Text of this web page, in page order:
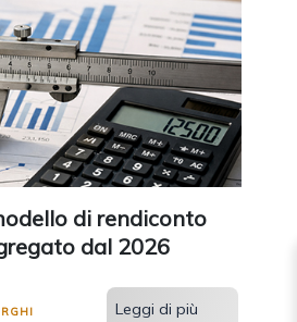
di rendiconto
dal 2026
Leggi di più